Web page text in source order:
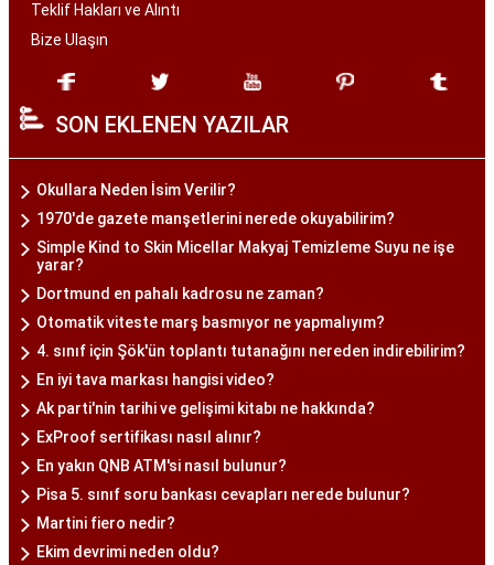
Teklif Hakları ve Alıntı
Bize Ulaşın
SON EKLENEN YAZILAR
Okullara Neden İsim Verilir?
1970'de gazete manşetlerini nerede okuyabilirim?
Simple Kind to Skin Micellar Makyaj Temizleme Suyu ne işe
yarar?
Dortmund en pahalı kadrosu ne zaman?
Otomatik viteste marş basmıyor ne yapmalıyım?
4. sınıf için Şök'ün toplantı tutanağını nereden indirebilirim?
En iyi tava markası hangisi video?
Ak parti'nin tarihi ve gelişimi kitabı ne hakkında?
ExProof sertifikası nasıl alınır?
En yakın QNB ATM'si nasıl bulunur?
Pisa 5. sınıf soru bankası cevapları nerede bulunur?
Martini fiero nedir?
Ekim devrimi neden oldu?